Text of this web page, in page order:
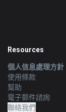
Resources
個人信息處理方針
使用條款
幫助
電子郵件諮詢
聯絡我們